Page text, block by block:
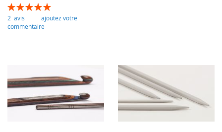
Évaluation:
100
% of100
2 avis
ajoutez votre
commentaire